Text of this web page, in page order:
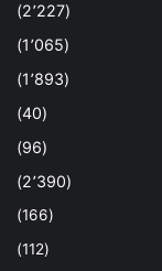
(2٬227)
(1٬065)
(1٬893)
(40)
(96)
(2٬390)
(166)
(112)